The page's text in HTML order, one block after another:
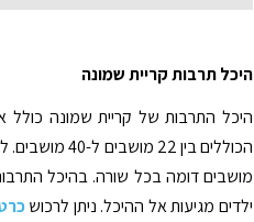
היכל תרבות קריית שמונה
מושבים דומה בכל שורה. בהיכל
ילדים מגיעות אל ההיכל. ניתן לרכוש